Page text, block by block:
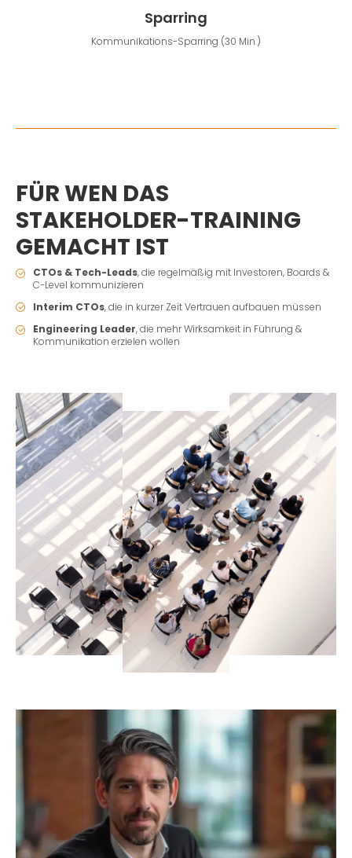
Sparring
Kommunikations-Sparring (30 Min.)
FÜR WEN DAS
STAKEHOLDER-TRAINING
GEMACHT IST
CTOs & Tech-Leads, die regelmäßig mit Investoren, Boards &
C-Level kommunizieren
Interim CTOs, die in kurzer Zeit Vertrauen aufbauen müssen
Engineering Leader, die mehr Wirksamkeit in Führung &
Kommunikation erzielen wollen